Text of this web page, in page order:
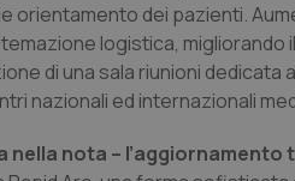
orientamento dei pazienti.
logistica,
di una sala riunioni
nazionali ed internazionali
nella nota –